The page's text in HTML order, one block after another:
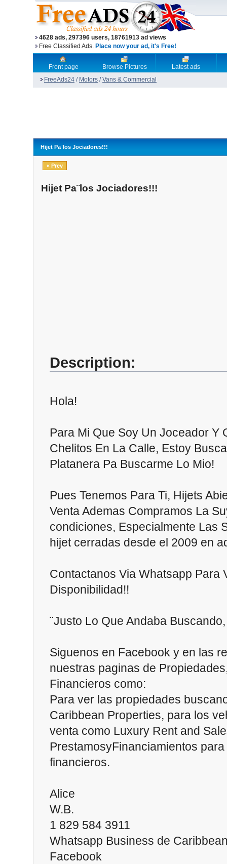
4628 ads, 297396 users, 18761913 ad views
Free Classified Ads. Place now your ad, it's Free!
Front page Browse Pictures
Latest ads
FreeAds24 / Motors /Vans & Commercial
Hijet Pa¨los Jociadores!!!
« Prev
Hijet Pa¨los Jociadores!!!
Description:
Hola!
Para Mi Que Soy Un Joceador Y
Chelitos En La Calle, Estoy
Platanera Pa Buscarme Lo Mio!
Pues Tenemos Para Ti, Hijets
Venta Ademas Compramos La
condiciones, Especialmente Las
hijet cerradas desde el 2009 en
Contactanos Via Whatsapp Para
Disponibilidad!!
¨Justo Lo Que Andaba
Siguenos en Facebook y en las
nuestras paginas de
Financieros como:
Para ver las propiedades
Caribbean Properties, para los
venta como Luxury Rent and
PrestamosyFinanciamientos
financieros.
Alice
W.B.
1 829 584 3911
Whatsapp Business de
Facebook